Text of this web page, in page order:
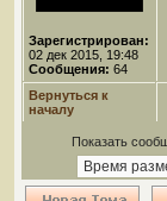
Зарегистрирован:
02 дек 2015, 19:48
Сообщения: 64
Вернуться к
началу
Показать